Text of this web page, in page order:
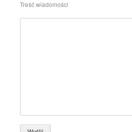
Treść wiadomości